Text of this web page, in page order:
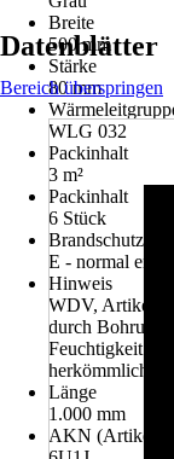
Breite
500 mm
Stärke
80 mm
WLG 032
Packinhalt
3 m²
Packinhalt
6 Stück
E - normal
Hinweis
WDV,
durch Bohrung
Feuchtigkeit an
herkömmlichen
Länge
1.000 mm
AKN
Datenblätter
Bereich überspringen